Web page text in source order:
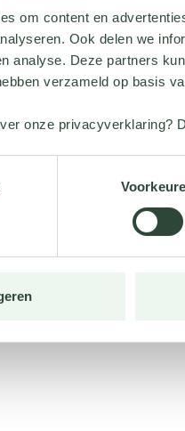
om content en
Ook delen we
analyse. Deze partners
verzameld op basis
onze privacyverklaring?